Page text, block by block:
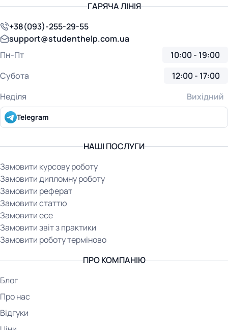
НАШІ ПОСЛУГИ
Замовити курсову роботу
Замовити дипломну роботу
Замовити реферат
Замовити статтю
Замовити есе
Замовити звіт з практики
Замовити роботу терміново
ПРО КОМПАНІЮ
Блог
Про нас
Відгуки
ГАРЯЧА ЛІНІЯ
+38(093)-255-29-55
support@studenthelp.com.ua
Пн-Пт
10:00 - 19:00
Субота
12:00 - 17:00
Неділя
Вихідний
Telegram